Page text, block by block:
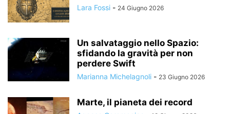
Lara Fossi - 24 Giugno 2026
Un salvataggio nello Spazio:
sfidando la gravità per non
perdere Swift
Marianna Michelagnoli - 23 Giugno 2026
Marte, il pianeta dei record